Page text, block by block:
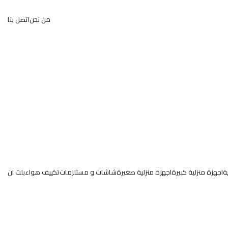
من نحناتصل بنا
اجهزة منزلية كبيرةاجهزة منزلية صغيرةشاشات و مستلزماتتكييف هواءبلت ان